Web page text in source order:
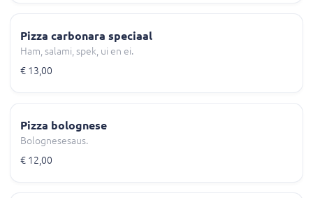
Pizza carbonara speciaal
Ham, salami, spek, ui en ei.
€ 13,00
Pizza bolognese
Bolognesesaus.
€ 12,00